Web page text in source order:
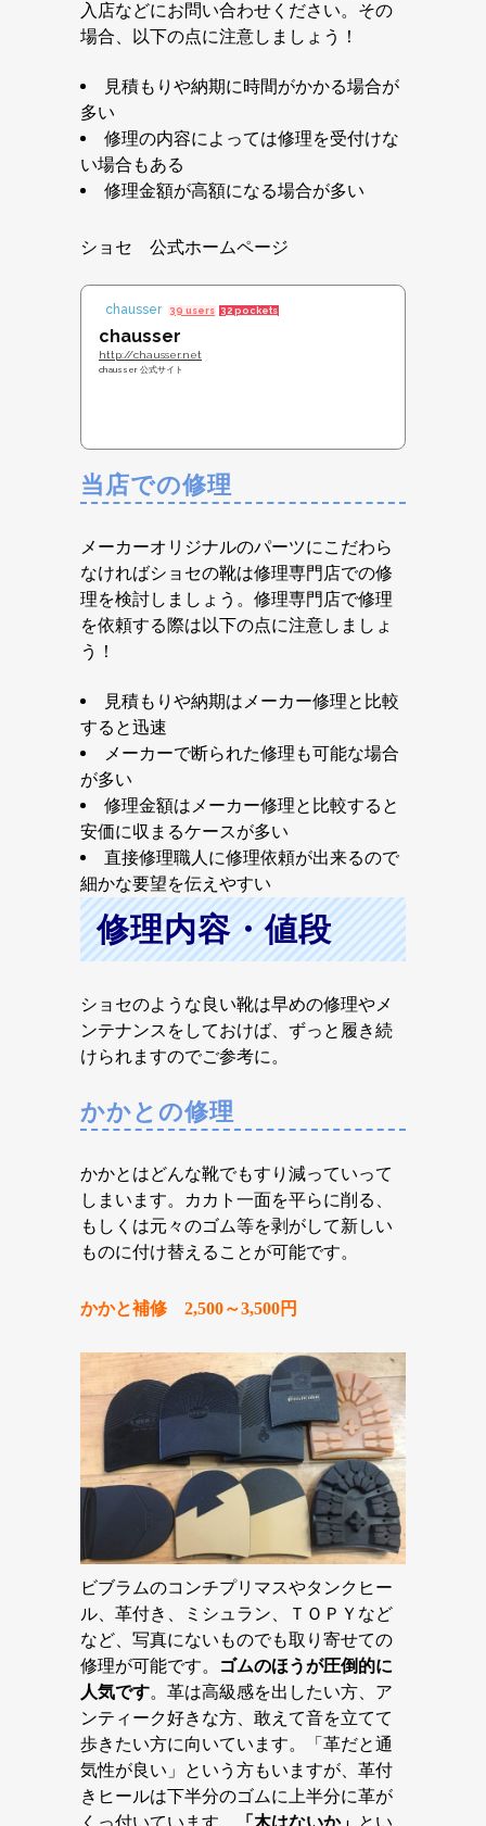
入店などにお問い合わせください。その
場合、以下の点に注意しましょう！
見積もりや納期に時間がかかる場合が
多い
修理の内容によっては修理を受付けな
い場合もある
修理金額が高額になる場合が多い
ショセ 公式ホームページ
chausser 39 users 32 pockets
chausser
http://chausser.net
chausser 公式サイト
当店での修理
メーカーオリジナルのパーツにこだわら
なければショセの靴は修理専門店での修
理を検討しましょう。修理専門店で修理
を依頼する際は以下の点に注意しましょ
う！
見積もりや納期はメーカー修理と比較
すると迅速
メーカーで断られた修理も可能な場合
が多い
修理金額はメーカー修理と比較すると
安価に収まるケースが多い
直接修理職人に修理依頼が出来るので
細かな要望を伝えやすい
修理内容・値段
ショセのような良い靴は早めの修理やメ
ンテナンスをしておけば、ずっと履き続
けられますのでご参考に。
かかとの修理
かかとはどんな靴でもすり減っていって
しまいます。カカト一面を平らに削る、
もしくは元々のゴム等を剥がして新しい
ものに付け替えることが可能です。
かかと補修 2,500～3,500円
ビブラムのコンチプリマスやタンクヒー
ル、革付き、ミシュラン、ＴＯＰＹなど
など、写真にないものでも取り寄せての
修理が可能です。
ゴムのほうが圧倒的に
人気です。革は高級感を出したい方、ア
ンティーク好きな方、敢えて音を立てて
歩きたい方に向いています。「革だと通
気性が良い」という方もいますが、革付
きヒールは下半分のゴムに上半分に革が
くっ付いています。
「木はないか」 とい